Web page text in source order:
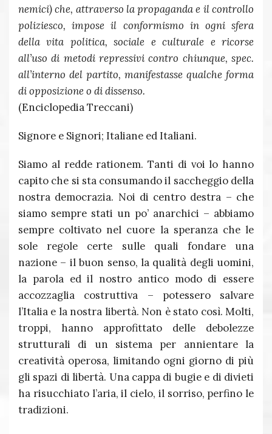
nemici) che, attraverso la propaganda e il controllo
poliziesco, impose il conformismo in ogni sfera
della vita politica, sociale e culturale e ricorse
all’uso di metodi repressivi contro chiunque, spec.
all’interno del partito, manifestasse qualche forma
di opposizione o di dissenso.
(Enciclopedia Treccani)
Signore e Signori; Italiane ed Italiani.
Siamo al redde rationem. Tanti di voi lo hanno
capito che si sta consumando il saccheggio della
nostra democrazia. Noi di centro destra – che
siamo sempre stati un po’ anarchici – abbiamo
sempre coltivato nel cuore la speranza che le
sole regole certe sulle quali fondare una
nazione – il buon senso, la qualità degli uomini,
la parola ed il nostro antico modo di essere
accozzaglia costruttiva – potessero salvare
l’Italia e la nostra libertà. Non è stato così. Molti,
troppi, hanno approfittato delle debolezze
strutturali di un sistema per annientare la
creatività operosa, limitando ogni giorno di più
gli spazi di libertà. Una cappa di bugie e di divieti
ha risucchiato l’aria, il cielo, il sorriso, perfino le
tradizioni.